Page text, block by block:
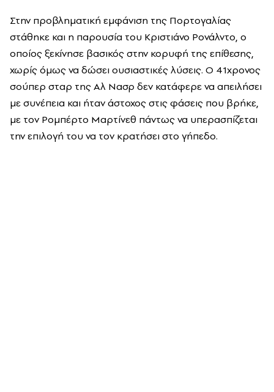
Στην προβληματική εμφάνιση της Πορτογαλίας
στάθηκε και η παρουσία του Κριστιάνο Ρονάλντο, ο
οποίος ξεκίνησε βασικός στην κορυφή της επίθεσης,
χωρίς όμως να δώσει ουσιαστικές λύσεις. Ο 41χρονος
σούπερ σταρ της Αλ Νασρ δεν κατάφερε να απειλήσει
με συνέπεια και ήταν άστοχος στις φάσεις που βρήκε,
με τον Ρομπέρτο Μαρτίνεθ πάντως να υπερασπίζεται
την επιλογή του να τον κρατήσει στο γήπεδο.